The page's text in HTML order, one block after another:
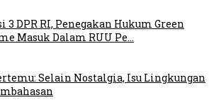
3 DPR RI, Penegakan Hukum Green
Masuk Dalam RUU Pe…
Selain Nostalgia, Isu Lingkungan